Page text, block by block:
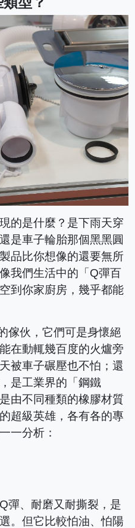
的是什麼？是下雨天穿
是車子輪胎那個黑黑圓
品比你想像的還要無所
我們生活中的「Q彈百
到你家廚房，幾乎都能
傢伙，它們可是身懷絕
在動輒幾百度的火爐旁
被車子碾壓也不怕；還
是工業界的「鋼鐵
由不同種類的橡膠材質
超級英雄，各有各的專
一分析：
彈、耐磨又耐撕裂，是
。但它比較怕油、怕陽